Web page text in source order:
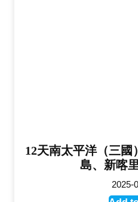
12天南太平洋（三
島、新喀
2025-